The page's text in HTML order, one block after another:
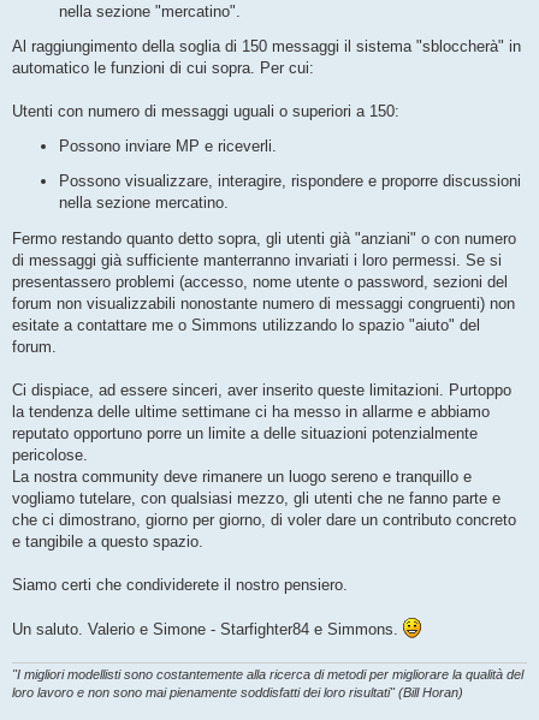
nella sezione "mercatino".
Al raggiungimento della soglia di 150 messaggi il sistema "sbloccherà" in
automatico le funzioni di cui sopra. Per cui:
Utenti con numero di messaggi uguali o superiori a 150:
Possono inviare MP e riceverli.
Possono visualizzare, interagire, rispondere e proporre discussioni
nella sezione mercatino.
Fermo restando quanto detto sopra, gli utenti già "anziani" o con numero
di messaggi già sufficiente manterranno invariati i loro permessi. Se si
presentassero problemi (accesso, nome utente o password, sezioni del
forum non visualizzabili nonostante numero di messaggi congruenti) non
esitate a contattare me o Simmons utilizzando lo spazio "aiuto" del
forum.
Ci dispiace, ad essere sinceri, aver inserito queste limitazioni. Purtoppo
la tendenza delle ultime settimane ci ha messo in allarme e abbiamo
reputato opportuno porre un limite a delle situazioni potenzialmente
pericolose.
La nostra community deve rimanere un luogo sereno e tranquillo e
vogliamo tutelare, con qualsiasi mezzo, gli utenti che ne fanno parte e
che ci dimostrano, giorno per giorno, di voler dare un contributo concreto
e tangibile a questo spazio.
Siamo certi che condividerete il nostro pensiero.
Un saluto. Valerio e Simone - Starfighter84 e Simmons.
"I migliori modellisti sono costantemente alla ricerca di metodi per migliorare la qualità del
loro lavoro e non sono mai pienamente soddisfatti dei loro risultati" (Bill Horan)